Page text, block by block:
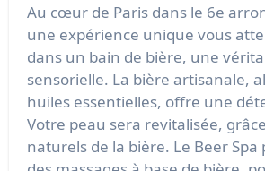
Au cœur de Paris dans le 6e
une expérience unique vous
dans un bain de bière, une
sensorielle. La bière artisanale,
huiles essentielles, offre une
Votre peau sera revitalisée,
naturels de la bière. Le Beer Spa